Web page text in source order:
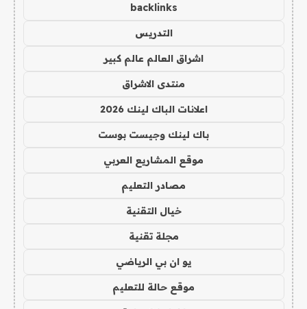
backlinks
التدريس
اشراق العالم عالم كبير
منتدى الاشراق
اعلانات الباك لينك 2026
باك لينك وجيست بوست
موقع المشاريع العربي
مصادر التعليم
خيال التقنية
مجلة تقنية
يو ان بي الرياضي
موقع حالة للتعليم